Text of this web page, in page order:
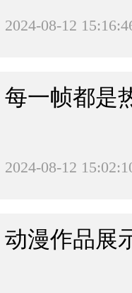
2024-08-12
每一帧都是
2024-08-12
动漫作品展